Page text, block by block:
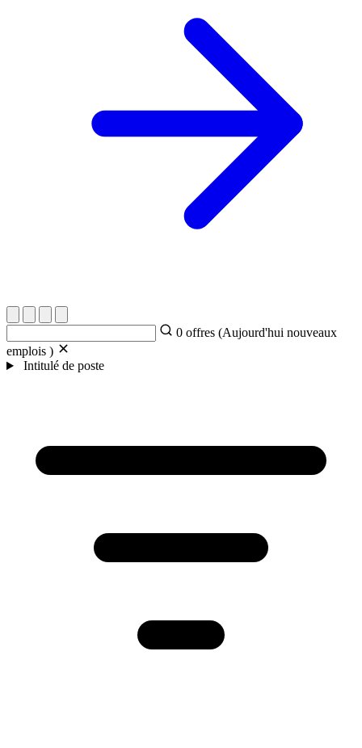
0 offres (Aujourd'hui nouveaux
emplois )
Intitulé de poste